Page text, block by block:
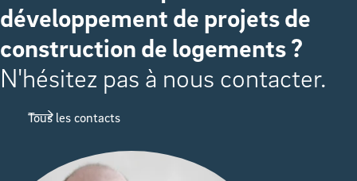
développement de projets de
construction de logements ?
N'hésitez pas à nous contacter.
Tous les contacts